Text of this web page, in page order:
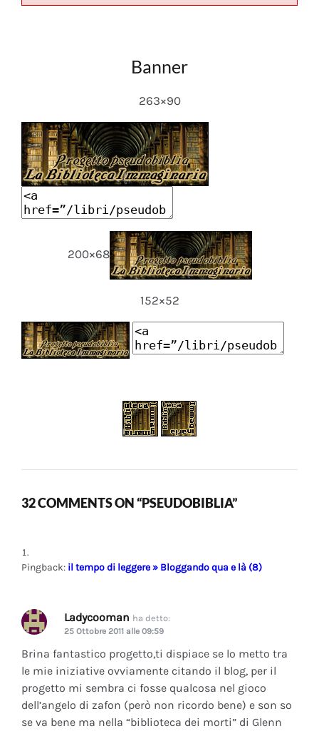
Banner
263×90
200×68
152×52
32 COMMENTS ON “PSEUDOBIBLIA”
Pingback: il tempo di leggere » Bloggando qua e là (8)
Ladycooman ha detto:
25 Ottobre 2011 alle 09:59
Brina fantastico progetto,ti dispiace se lo metto tra
le mie iniziative ovviamente citando il blog, per il
progetto mi sembra ci fosse qualcosa nel gioco
dell’angelo di zafon (però non ricordo bene) e son so
se va bene ma nella “biblioteca dei morti” di Glenn